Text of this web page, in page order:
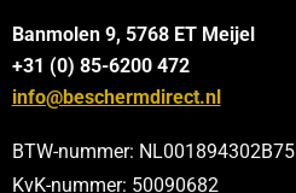
Banmolen 9, 5768 ET Meijel
+31 (0) 85-6200 472
info@beschermdirect.nl
BTW-nummer: NL001894302B75
KvK-nummer: 50090682